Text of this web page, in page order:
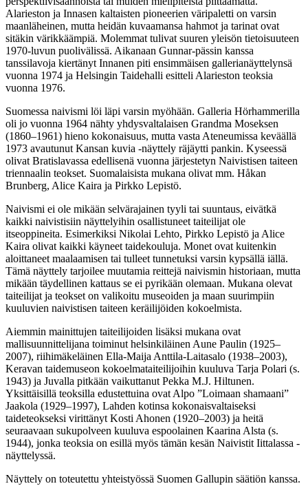
Alarieston ja Innasen kaltaisten pioneerien väripaletti on varsin
maanläheinen, mutta heidän kuvaamansa hahmot ja tarinat ovat
sitäkin värikkäämpiä. Molemmat tulivat suuren yleisön tietoisuuteen
1970-luvun puolivälissä. Aikanaan Gunnar-pässin kanssa
tanssilavoja kiertänyt Innanen piti ensimmäisen gallerianäyttelynsä
vuonna 1974 ja Helsingin Taidehalli esitteli Alarieston teoksia
vuonna 1976.
Suomessa naivismi löi läpi varsin myöhään. Galleria Hörhammerilla
oli jo vuonna 1964 nähty yhdysvaltalaisen Grandma Moseksen
(1860‒1961) hieno kokonaisuus, mutta vasta Ateneumissa keväällä
1973 avautunut Kansan kuvia -näyttely räjäytti pankin. Kyseessä
olivat Bratislavassa edellisenä vuonna järjestetyn Naivistisen taiteen
triennaalin teokset. Suomalaisista mukana olivat mm. Håkan
Brunberg, Alice Kaira ja Pirkko Lepistö.
Naivismi ei ole mikään selvärajainen tyyli tai suuntaus, eivätkä
kaikki naivistisiin näyttelyihin osallistuneet taiteilijat ole
itseoppineita. Esimerkiksi Nikolai Lehto, Pirkko Lepistö ja Alice
Kaira olivat kaikki käyneet taidekouluja. Monet ovat kuitenkin
aloittaneet maalaamisen tai tulleet tunnetuksi varsin kypsällä iällä.
Tämä näyttely tarjoilee muutamia reittejä naivismin historiaan, mutta
mikään täydellinen kattaus se ei pyrikään olemaan. Mukana olevat
taiteilijat ja teokset on valikoitu museoiden ja maan suurimpiin
kuuluvien naivistisen taiteen keräilijöiden kokoelmista.
Aiemmin mainittujen taiteilijoiden lisäksi mukana ovat
mallisuunnittelijana toiminut helsinkiläinen Aune Paulin (1925–
2007), riihimäkeläinen Ella-Maija Anttila-Laitasalo (1938‒2003),
Keravan taidemuseon kokoelmataiteilijoihin kuuluva Tarja Polari (s.
1943) ja Juvalla pitkään vaikuttanut Pekka M.J. Hiltunen.
Yksittäisillä teoksilla edustettuina ovat Alpo ”Loimaan shamaani”
Jaakola (1929‒1997), Lahden kotinsa kokonaisvaltaiseksi
taideteokseksi virittänyt Kosti Ahonen (1920–2003) ja heitä
seuraavaan sukupolveen kuuluva espoolainen Kaarina Alsta (s.
1944), jonka teoksia on esillä myös tämän kesän Naivistit Iittalassa -
näyttelyssä.
Näyttely on toteutettu yhteistyössä Suomen Gallupin säätiön kanssa.